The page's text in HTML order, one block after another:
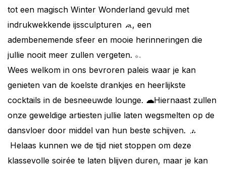
tot een magisch Winter Wonderland gevuld met
indrukwekkende ijssculpturen
, een
adembenemende sfeer en mooie herinneringen die
jullie nooit meer zullen vergeten.
Wees welkom in ons bevroren paleis waar je kan
genieten van de koelste drankjes en heerlijkste
cocktails in de besneeuwde lounge.
Hiernaast zullen
onze geweldige artiesten jullie laten wegsmelten op de
dansvloer door middel van hun beste schijven.
Helaas kunnen we de tijd niet stoppen om deze
klassevolle soirée te laten blijven duren, maar je kan